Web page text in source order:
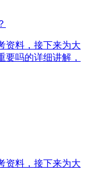
资料，接下来为大
要吗的详细讲解，
资料，接下来为大